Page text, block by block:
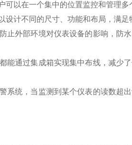
以在一个集中的位置监控和管理多
计不同的尺寸、功能和布局，满足
止外部环境对仪表设备的影响，防
能通过集成箱实现集中布线，减少
系统，当监测到某个仪表的读数超